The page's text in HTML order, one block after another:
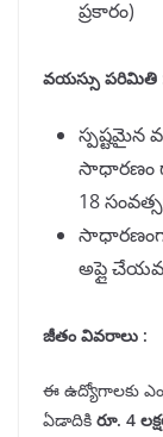
ప్రకారం)
వయస్సు పరిమితి
స్పష్టమైన
సాధారణం
18
సాధారణంగా
అప్లై
జీతం వివరాలు :
ఈ ఉద్యోగాలకు
ఏడాదికి రూ. 4